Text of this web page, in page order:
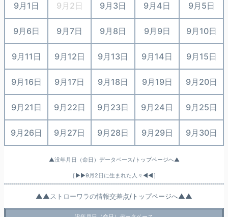
9月1日 9月2日 9月3日 9月4日 9月5日
9月6日 9月7日 9月8日 9月9日 9月10日
9月11日 9月12日 9月13日 9月14日 9月15日
9月16日 9月17日 9月18日 9月19日 9月20日
9月21日 9月22日 9月23日 9月24日 9月25日
9月26日 9月27日 9月28日 9月29日 9月30日
▲没年月日（命日）データベース/トップページへ▲
［▶▶9月2日に生まれた人々 ◀◀］
▲▲ストローワラの情報交差点/トップページへ▲▲